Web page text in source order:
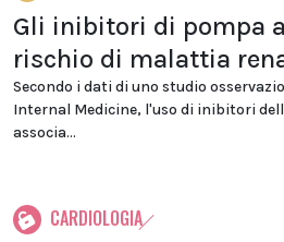
Gli inibitori di pompa
rischio di malattia
Secondo i dati di uno studio
Internal Medicine, l'uso di inibitori
associa...
CARDIOLOGIA